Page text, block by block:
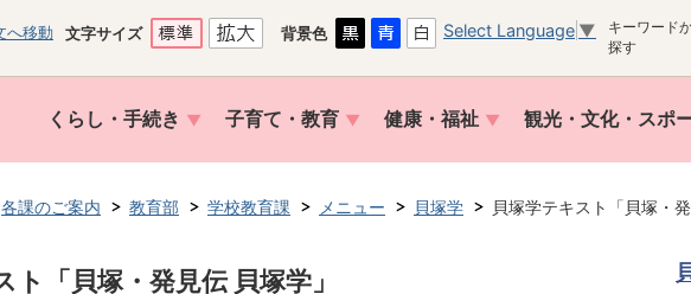
へ移動 文字サイズ 背景色 Select Language ▼
キーワード
探す
くらし・手続き 子育て・教育 健康・福祉 観光・文化・スポ
各課のご案内 教育部 学校教育課 メニュー 貝塚学 貝塚学テキスト「貝塚・
ト「貝塚・発見伝 貝塚学」